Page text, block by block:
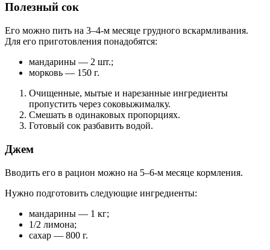
Полезный сок
Его можно пить на 3–4-м месяце грудного вскармливания.
Для его приготовления понадобятся:
мандарины — 2 шт.;
морковь — 150 г.
Очищенные, мытые и нарезанные ингредиенты
пропустить через соковыжималку.
Смешать в одинаковых пропорциях.
Готовый сок разбавить водой.
Джем
Вводить его в рацион можно на 5–6-м месяце кормления.
Нужно подготовить следующие ингредиенты:
мандарины — 1 кг;
1/2 лимона;
сахар — 800 г.